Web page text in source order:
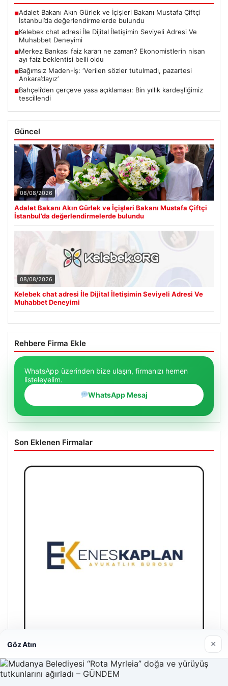
■Adalet Bakanı Akın Gürlek ve İçişleri Bakanı Mustafa Çiftçi
İstanbul’da değerlendirmelerde bulundu
■Kelebek chat adresi İle Dijital İletişimin Seviyeli Adresi Ve
Muhabbet Deneyimi
■Merkez Bankası faiz kararı ne zaman? Ekonomistlerin nisan
ayı faiz beklentisi belli oldu
■Bağımsız Maden-İş: ‘Verilen sözler tutulmadı, pazartesi
Ankara’dayız’
■Bahçeli’den çerçeve yasa açıklaması: Bin yıllık kardeşliğimiz
tescillendi
Güncel
08/08/2026
Adalet Bakanı Akın Gürlek ve İçişleri Bakanı Mustafa Çiftçi
İstanbul’da değerlendirmelerde bulundu
08/08/2026
Kelebek chat adresi İle Dijital İletişimin Seviyeli Adresi Ve
Muhabbet Deneyimi
Rehbere Firma Ekle
WhatsApp üzerinden bize ulaşın, firmanızı hemen
listeleyelim.
WhatsApp Mesaj
Son Eklenen Firmalar
Enes Kaplan Avukatlık Bürosu
28/04/2026
Göz Atın ×